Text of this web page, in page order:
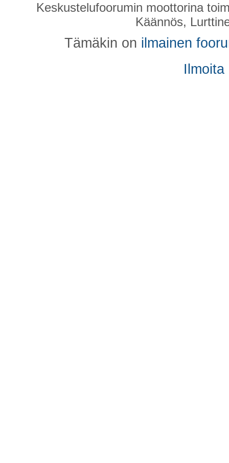
Keskustelufoorumin moottorina
Käännös,
Tämäkin on ilmainen